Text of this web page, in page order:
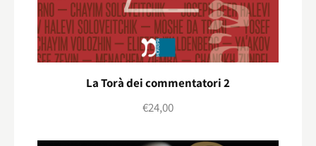
La Torà dei commentatori 2
€24,00